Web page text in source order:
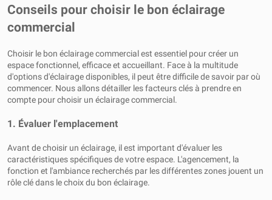
Conseils pour choisir le bon éclairage
commercial
Choisir le bon éclairage commercial est essentiel pour créer un
espace fonctionnel, efficace et accueillant. Face à la multitude
d'options d'éclairage disponibles, il peut être difficile de savoir par où
commencer. Nous allons détailler les facteurs clés à prendre en
compte pour choisir un éclairage commercial.
1. Évaluer l'emplacement
Avant de choisir un éclairage, il est important d'évaluer les
caractéristiques spécifiques de votre espace. L'agencement, la
fonction et l'ambiance recherchés par les différentes zones jouent un
rôle clé dans le choix du bon éclairage.